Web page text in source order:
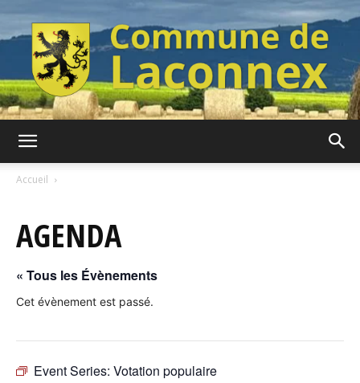
Laconnex
Accueil
AGENDA
« Tous les Évènements
Cet évènement est passé.
Event Series: Votation populaire